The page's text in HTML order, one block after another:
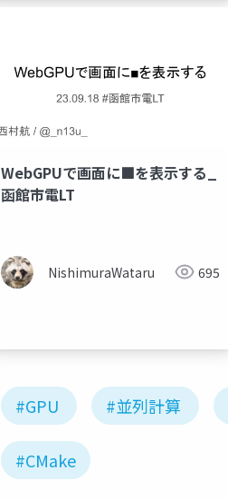
WebGPUで画面に■を表示する_
函館市電LT
NishimuraWataru 695
#GPU #並列計算
#CMake